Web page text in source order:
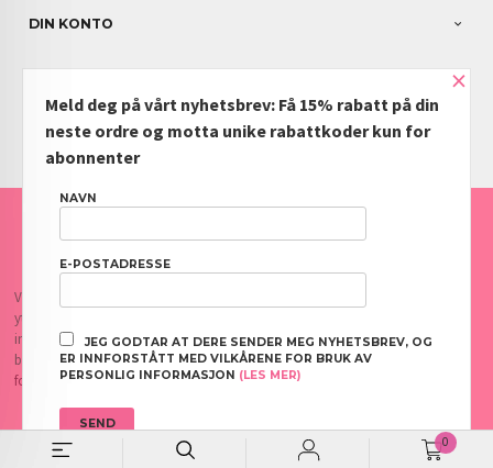
0
DIN KONTO
NYHETSBREV
PARTNERE
FRAKT KJØPSBETINGELSER SIKKERHET OG PERSONVERN
Vår nettbutikk bruker cookies slik at du får en bedre kjøpsopplevelse og vi kan
yte deg bedre service. Vi bruker cookies hovedsaklig til å lagre
innloggingsdetaljer og huske hva du har puttet i handlekurven din. Fortsett å
bruke siden som normalt om du godtar dette.Les merellerendre innstillinger
for cookies.
×
Meld deg på vårt nyhetsbrev: Få 15% rabatt på din
neste ordre og motta unike rabattkoder kun for
abonnenter
NAVN
E-POSTADRESSE
JEG GODTAR AT DERE SENDER MEG NYHETSBREV, OG
ER INNFORSTÅTT MED VILKÅRENE FOR BRUK AV
PERSONLIG INFORMASJON (LES MER)